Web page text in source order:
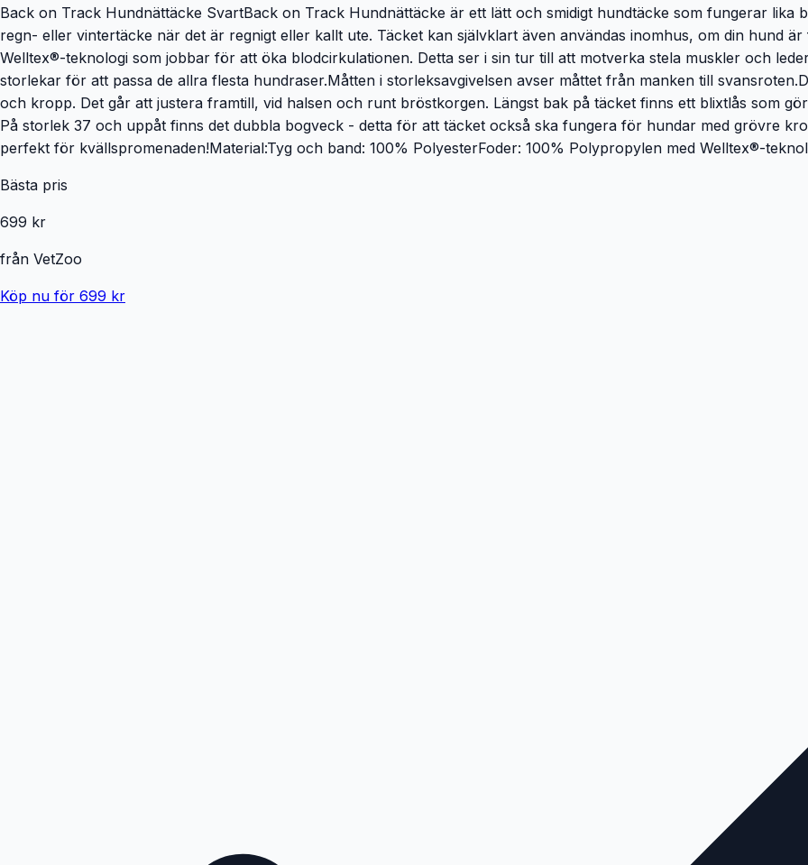
Back on Track Hundnättäcke SvartBack on Track Hundnättäcke är ett lätt och smidigt hundtäcke som fungerar lika
regn- eller vintertäcke när det är regnigt eller kallt ute. Täcket kan självklart även användas inomhus, om din hund
Welltex®-teknologi som jobbar för att öka blodcirkulationen. Detta ser i sin tur till att motverka stela muskler och
storlekar för att passa de allra flesta hundraser.Måtten i storleksavgivelsen avser måttet från manken till
och kropp. Det går att justera framtill, vid halsen och runt bröstkorgen. Längst bak på täcket finns ett blixtlås som
På storlek 37 och uppåt finns det dubbla bogveck - detta för att täcket också ska fungera för hundar med grövre
perfekt för kvällspromenaden!Material:Tyg och band: 100% PolyesterFoder: 100% Polypropylen med Welltex®-
Bästa pris
699 kr
från VetZoo
Köp nu för 699 kr